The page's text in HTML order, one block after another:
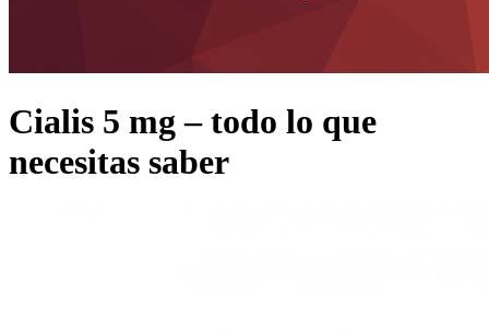
Cialis 5 mg – todo lo que
necesitas saber